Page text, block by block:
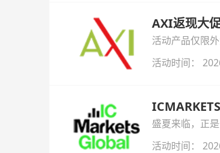
AXI返现大
活动产品仅限
活动时间：
盛夏来临，正
金即可参与！
活动时间：